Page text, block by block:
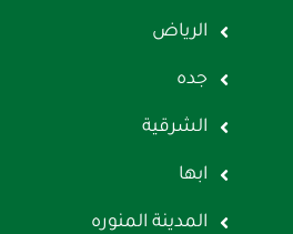
الرياض
جده
الشرقية
ابها
المدينة المنوره